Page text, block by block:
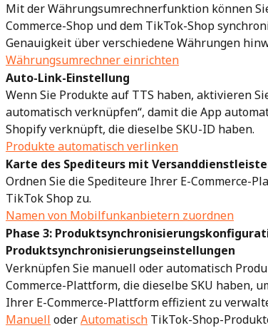
Mit der Währungsumrechnerfunktion können
Commerce-Shop und dem TikTok-Shop
Genauigkeit über verschiedene Währungen
Währungsumrechner einrichten
Auto-Link-Einstellung
Wenn Sie Produkte auf TTS haben, aktivieren
automatisch verknüpfen“, damit die App
Shopify verknüpft, die dieselbe SKU-ID haben.
Produkte automatisch verlinken
Karte des Spediteurs mit
Ordnen Sie die Spediteure Ihrer E-Commerce-
TikTok Shop zu.
Namen von Mobilfunkanbietern zuordnen
Phase 3:
Produktsynchronisierungseinstellungen
Verknüpfen Sie manuell oder automatisch
Commerce-Plattform, die dieselbe SKU haben,
Ihrer E-Commerce-Plattform effizient zu
Manuell oder Automatisch TikTok-Shop-